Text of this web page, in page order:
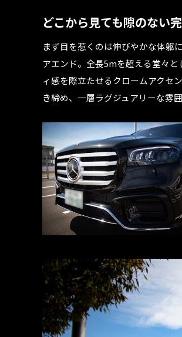
どこから見ても隙のない
まず目を惹くのは伸びやかな体躯
アエンド。全長5mを超える堂々
ィ感を際立たせるクロームアクセ
き締め、一層ラグジュアリーな雰